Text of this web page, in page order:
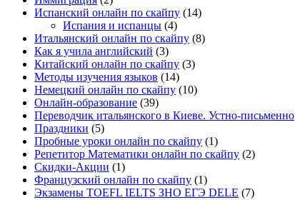
Испанский онлайн по скайпу (14)
Испания и испанцы (4)
Итальянский онлайн по скайпу (8)
Как я учила английский (3)
Китайский онлайн по скайпу (3)
Методы изучения языков (14)
Немецкий онлайн по скайпу (10)
Онлайн-образование (39)
Переводчик итальянского в Киеве. Устно-письменно
Праздники (5)
Пробные уроки онлайн по скайпу (1)
Репетитор Математики онлайн по скайпу (2)
Скидки-Акции (1)
Французский онлайн по скайпу (1)
Экзамены TOEFL IELTS ЗНО ЕГЭ DELE (7)